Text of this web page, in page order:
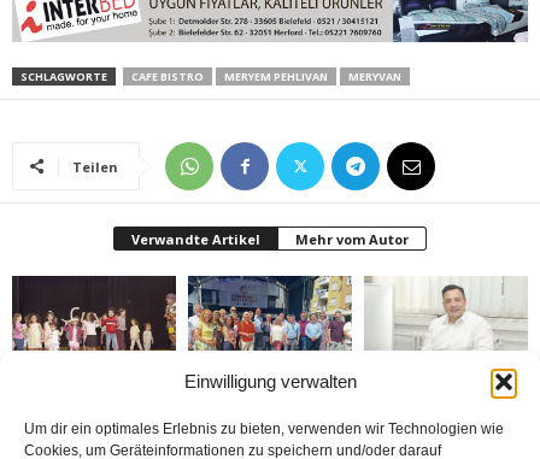
Einwilligung verwalten
Um dir ein optimales Erlebnis zu bieten, verwenden wir Technologien wie
Cookies, um Geräteinformationen zu speichern und/oder darauf
SCHLAGWORTE CAFE BISTRO MERYEM PEHLIVAN MERYVAN
Teilen
Verwandte Artikel Mehr vom Autor
Festivali yapıldı
Yabancılar Haftası
donduruldu